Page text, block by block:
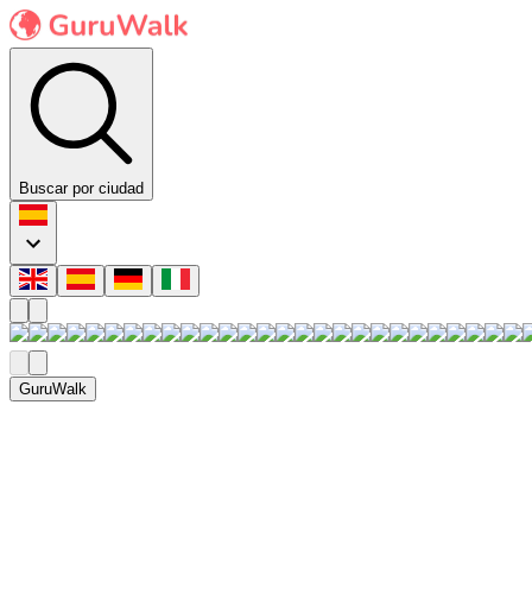
Buscar por ciudad
GuruWalk